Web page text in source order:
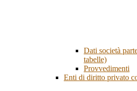
Dati società
tabelle)
Provvedimenti
Enti di diritto privato